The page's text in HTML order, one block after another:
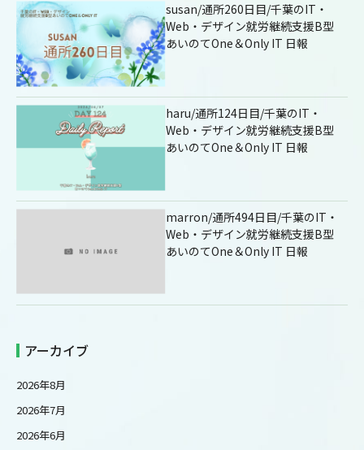
susan/通所260日目/千葉のIT・
Web・デザイン就労継続支援B型
あいのてOne＆Only IT 日報
haru/通所124日目/千葉のIT・
Web・デザイン就労継続支援B型
あいのてOne＆Only IT 日報
marron/通所494日目/千葉のIT・
Web・デザイン就労継続支援B型
あいのてOne＆Only IT 日報
アーカイブ
2026年8月
2026年7月
2026年6月